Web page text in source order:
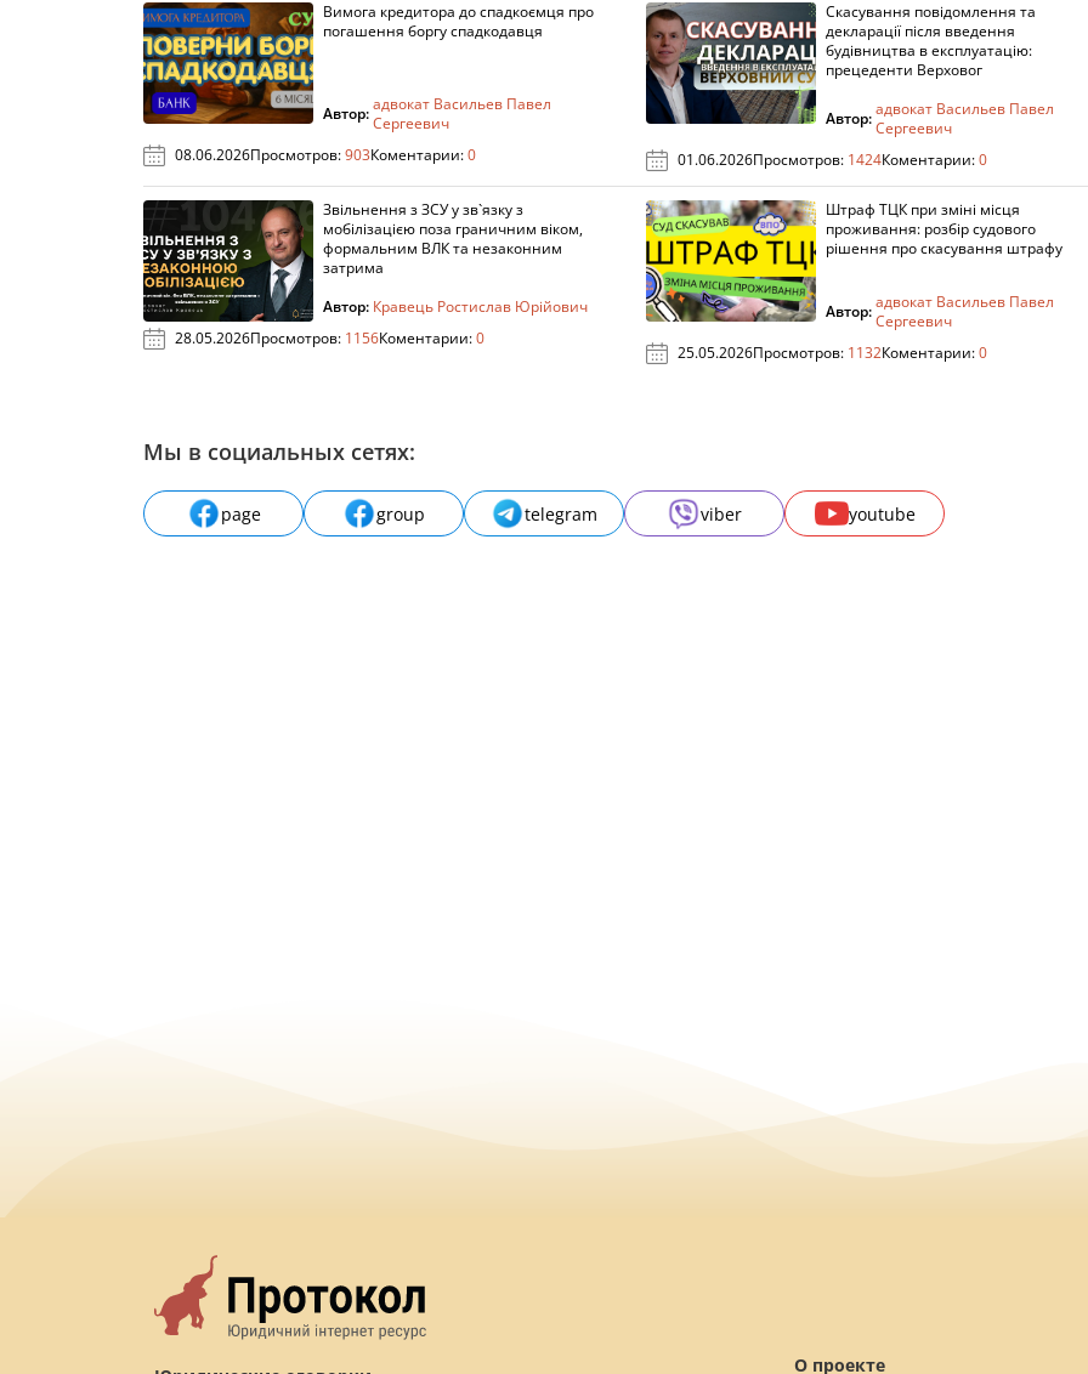
Вимога кредитора до спадкоємця про
погашення боргу спадкодавця
Автор:адвокат Васильев Павел
Сергеевич
08.06.2026Просмотров:903Коментарии:0
Скасування повідомлення та
декларації після введення
будівництва в експлуатацію:
прецеденти Верховог
Автор:адвокат Васильев Павел
Сергеевич
01.06.2026Просмотров: 1424Коментарии:0
Звільнення з ЗСУ у зв`язку з
мобілізацією поза граничним віком,
формальним ВЛК та незаконним
затрима
Автор: Кравець Ростислав Юрійович
28.05.2026Просмотров: 1156Коментарии:0
Штраф ТЦК при зміні місця
проживання: розбір судового
рішення про скасування штрафу
Автор:адвокат Васильев Павел
Сергеевич
25.05.2026Просмотров: 1132Коментарии:0
Мы в социальных сетях:
page group telegram viber youtube
О проекте